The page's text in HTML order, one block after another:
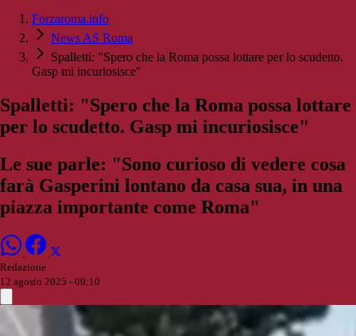
Forzaroma.info
News AS Roma
Spalletti: "Spero che la Roma possa lottare per lo scudetto.
Gasp mi incuriosisce"
Spalletti: "Spero che la Roma possa lottare
per lo scudetto. Gasp mi incuriosisce"
Le sue parle: "Sono curioso di vedere cosa
farà Gasperini lontano da casa sua, in una
piazza importante come Roma"
Redazione
12 agosto 2025 - 09:10